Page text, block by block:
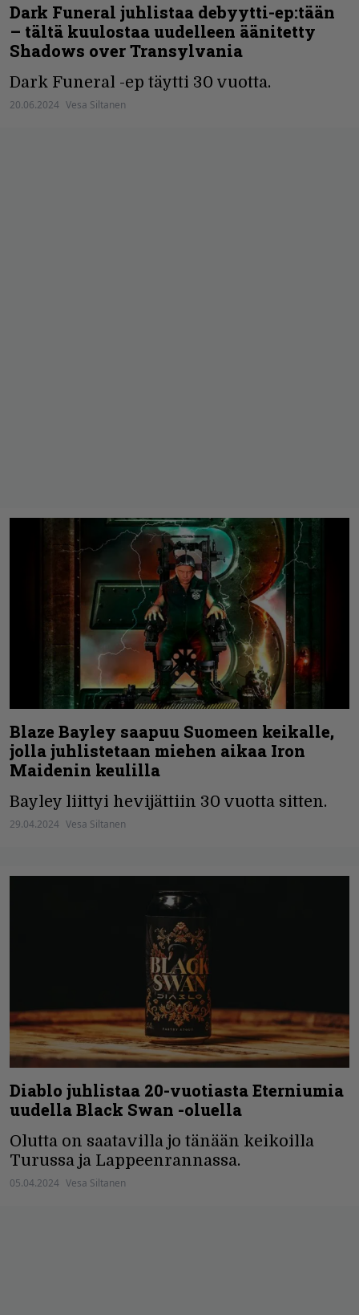
Dark Funeral juhlistaa debyytti-ep:tään
– tältä kuulostaa uudelleen äänitetty
Shadows over Transylvania
Dark Funeral -ep täytti 30 vuotta.
20.06.2024 Vesa Siltanen
Blaze Bayley saapuu Suomeen keikalle,
jolla juhlistetaan miehen aikaa Iron
Maidenin keulilla
Bayley liittyi hevijättiin 30 vuotta sitten.
29.04.2024 Vesa Siltanen
Diablo juhlistaa 20-vuotiasta Eterniumia
uudella Black Swan -oluella
Olutta on saatavilla jo tänään keikoilla
Turussa ja Lappeenrannassa.
05.04.2024 Vesa Siltanen